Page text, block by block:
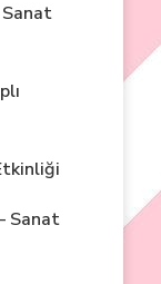
Sanat
Sanat